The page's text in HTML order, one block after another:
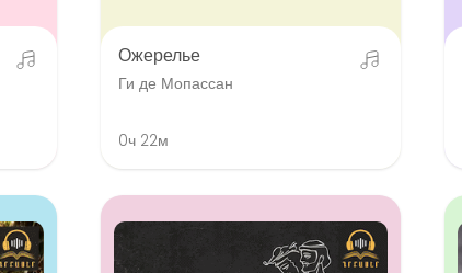
Ожерелье
Ги де Мопассан
0ч 22м